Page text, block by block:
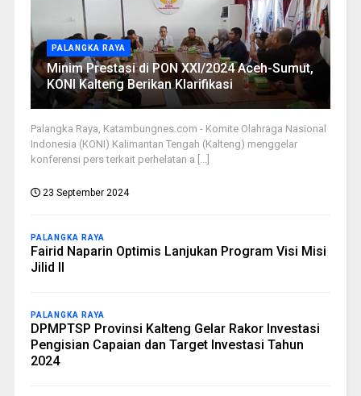
PALANGKA RAYA
Minim Prestasi di PON XXI/2024 Aceh-Sumut,
KONI Kalteng Berikan Klarifikasi
Palangka Raya, Katambungnes.com - Komite Olahraga Nasional
Indonesia (KONI) Kalimantan Tengah (Kalteng) menggelar
konferensi pers terkait perhelatan a [...]
23 September 2024
PALANGKA RAYA
Fairid Naparin Optimis Lanjukan Program Visi Misi
Jilid II
PALANGKA RAYA
DPMPTSP Provinsi Kalteng Gelar Rakor Investasi
Pengisian Capaian dan Target Investasi Tahun
2024